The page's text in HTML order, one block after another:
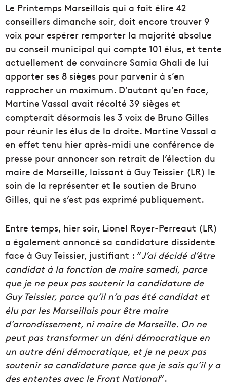
Le Printemps Marseillais qui a fait élire 42
conseillers dimanche soir, doit encore trouver 9
voix pour espérer remporter la majorité absolue
au conseil municipal qui compte 101 élus, et tente
actuellement de convaincre Samia Ghali de lui
apporter ses 8 sièges pour parvenir à s’en
rapprocher un maximum. D’autant qu’en face,
Martine Vassal avait récolté 39 sièges et
compterait désormais les 3 voix de Bruno Gilles
pour réunir les élus de la droite. Martine Vassal a
en effet tenu hier après-midi une conférence de
presse pour annoncer son retrait de l’élection du
maire de Marseille, laissant à Guy Teissier (LR) le
soin de la représenter et le soutien de Bruno
Gilles, qui ne s’est pas exprimé publiquement.
Entre temps, hier soir, Lionel Royer-Perreaut (LR)
a également annoncé sa candidature dissidente
face à Guy Teissier, justifiant : “J’ai décidé d’être
candidat à la fonction de maire samedi, parce
que je ne peux pas soutenir la candidature de
Guy Teissier, parce qu’il n’a pas été candidat et
élu par les Marseillais pour être maire
d’arrondissement, ni maire de Marseille. On ne
peut pas transformer un déni démocratique en
un autre déni démocratique, et je ne peux pas
soutenir sa candidature parce que je sais qu’il y a
des ententes avec le Front National“.